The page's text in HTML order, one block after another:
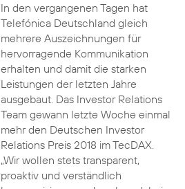
In den vergangenen Tagen hat
Telefónica Deutschland gleich
mehrere Auszeichnungen für
hervorragende Kommunikation
erhalten und damit die starken
Leistungen der letzten Jahre
ausgebaut. Das Investor Relations
Team gewann letzte Woche einmal
mehr den Deutschen Investor
Relations Preis 2018 im TecDAX.
„Wir wollen stets transparent,
proaktiv und verständlich